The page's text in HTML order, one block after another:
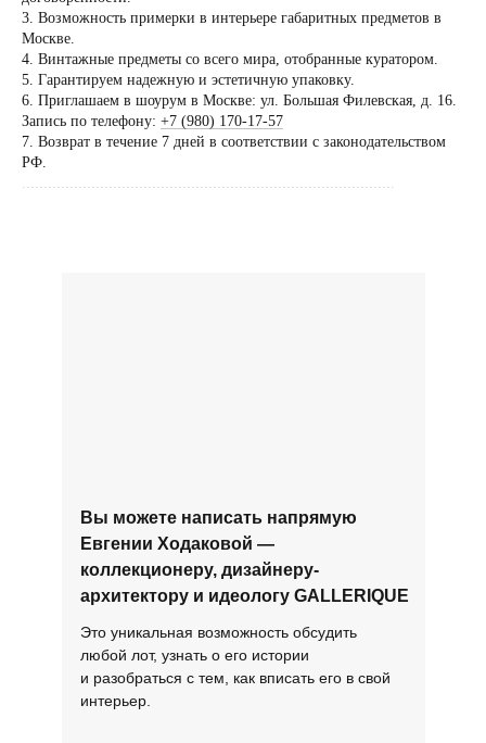
3. Возможность примерки в интерьере габаритных предметов в
Москве.
4. Винтажные предметы со всего мира, отобранные куратором.
5. Гарантируем надежную и эстетичную упаковку.
6. Приглашаем в шоурум в Москве: ул. Большая Филевская, д. 16.
Запись по телефону: +7 (980) 170-17-57
7. Возврат в течение 7 дней в соответствии с законодательством
РФ.
......................................................................................
Это уникальная возможность обсудить
любой лот, узнать о его истории
и разобраться с тем, как вписать его в свой
интерьер.
Вы можете написать напрямую
Евгении Ходаковой —
коллекционеру, дизайнеру-
архитектору и идеологу GALLERIQUE
Вы можете
Евгении
архитектору и
договоренности